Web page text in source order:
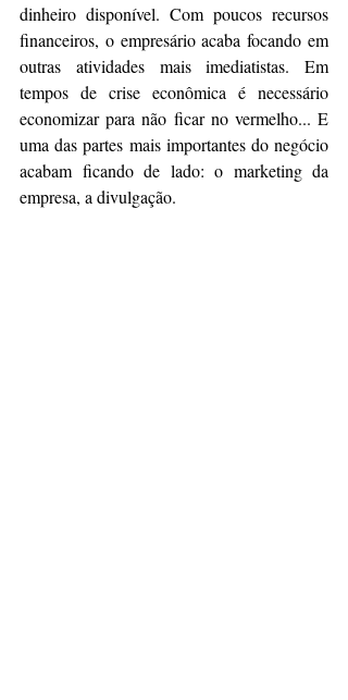
dinheiro disponível. Com poucos recursos
financeiros, o empresário acaba focando em
outras atividades mais imediatistas. Em
tempos de crise econômica é necessário
economizar para não ficar no vermelho... E
uma das partes mais importantes do negócio
acabam ficando de lado: o marketing da
empresa, a divulgação.